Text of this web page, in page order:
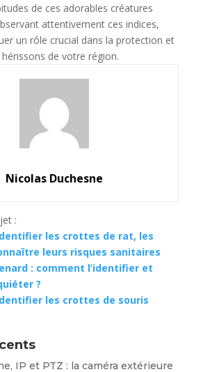
de ces adorables créatures
attentivement ces indices,
un rôle crucial dans la protection et
de votre région.
Nicolas Duchesne
:
les crottes de rat, les
leurs risques sanitaires
: comment l’identifier et
?
les crottes de souris
IP et PTZ : la caméra extérieure